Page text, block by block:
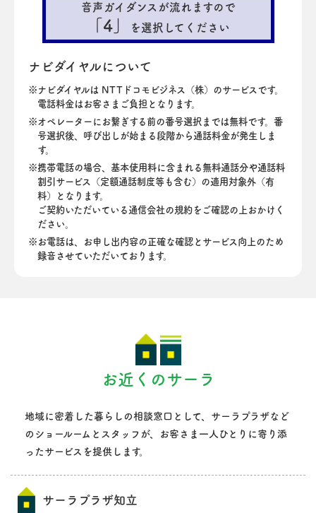
音声ガイダンスが流れますので
「4」 を選択してください
ナビダイヤルについて
ナビダイヤルは NTTドコモビジネス（株）のサービスです。
電話料金はお客さまご負担となります。
オペレーターにお繋ぎする前の番号選択までは無料です。番
号選択後、呼び出しが始まる段階から通話料金が発生しま
す。
携帯電話の場合、基本使用料に含まれる無料通話分や通話料
割引サービス（定額通話制度等も含む）の適用対象外（有
料）となります。
ご契約いただいている通信会社の規約をご確認の上おかけく
ださい。
お電話は、お申し出内容の正確な確認とサービス向上のため
録音させていただいております。
お近くのサーラ
地域に密着した暮らしの相談窓口として、サーラプラザなど
のショールームとスタッフが、
お客さま一人ひとりに寄り添
ったサービスを提供します。
サーラプラザ知立